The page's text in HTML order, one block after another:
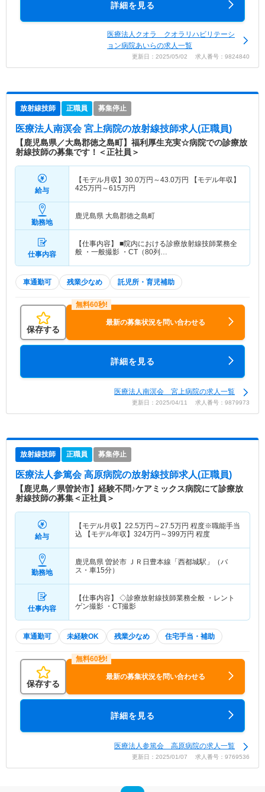
詳細を見る
医療法人クオラ クオラリハビリテーシ
ョン病院あいらの求人一覧
更新日：2025/05/02 求人番号：9824840
放射線技師 正職員 募集停止
医療法人南溟会 宮上病院の放射線技師求人(正職員)
【鹿児島県／大島郡徳之島町】福利厚生充実☆病院での診療放
射線技師の募集です！＜正社員＞
給与
【モデル月収】 30.0万円～43.0万円
【モデル年収】
425万円～615万円
勤務地
鹿児島県 大島郡徳之島町
仕事内容
【仕事内容】 ■院内における診療放射線技師業務全
般 ・一般撮影 ・CT（80列…
車通勤可 残業少なめ 託児所・育児補助
保存する
最新の募集状況を問い合わせる
詳細を見る
医療法人南溟会 宮上病院の求人一覧
更新日：2025/04/11 求人番号：9879973
放射線技師 正職員 募集停止
医療法人参篤会 高原病院の放射線技師求人(正職員)
【鹿児島／県曽於市】経験不問♪ケアミックス病院にて診療放
射線技師の募集＜正社員＞
給与
【モデル月収】 22.5万円～27.5万円 程度※職能手当
込 【モデル年収】 324万円～399万円 程度
勤務地
鹿児島県 曽於市 ＪＲ日豊本線「西都城駅」（バ
ス・車15分）
仕事内容
【仕事内容】 ◇診療放射線技師業務全般 ・レント
ゲン撮影 ・CT撮影
車通勤可 未経験OK 残業少なめ 住宅手当・補助
保存する
最新の募集状況を問い合わせる
詳細を見る
医療法人参篤会 高原病院の求人一覧
更新日：2025/01/07 求人番号：9769536